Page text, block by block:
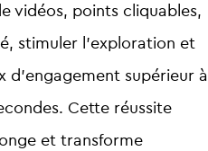
vidéos, points cliquables,
stimuler l’exploration et
d’engagement supérieur à
Cette réussite
et transforme